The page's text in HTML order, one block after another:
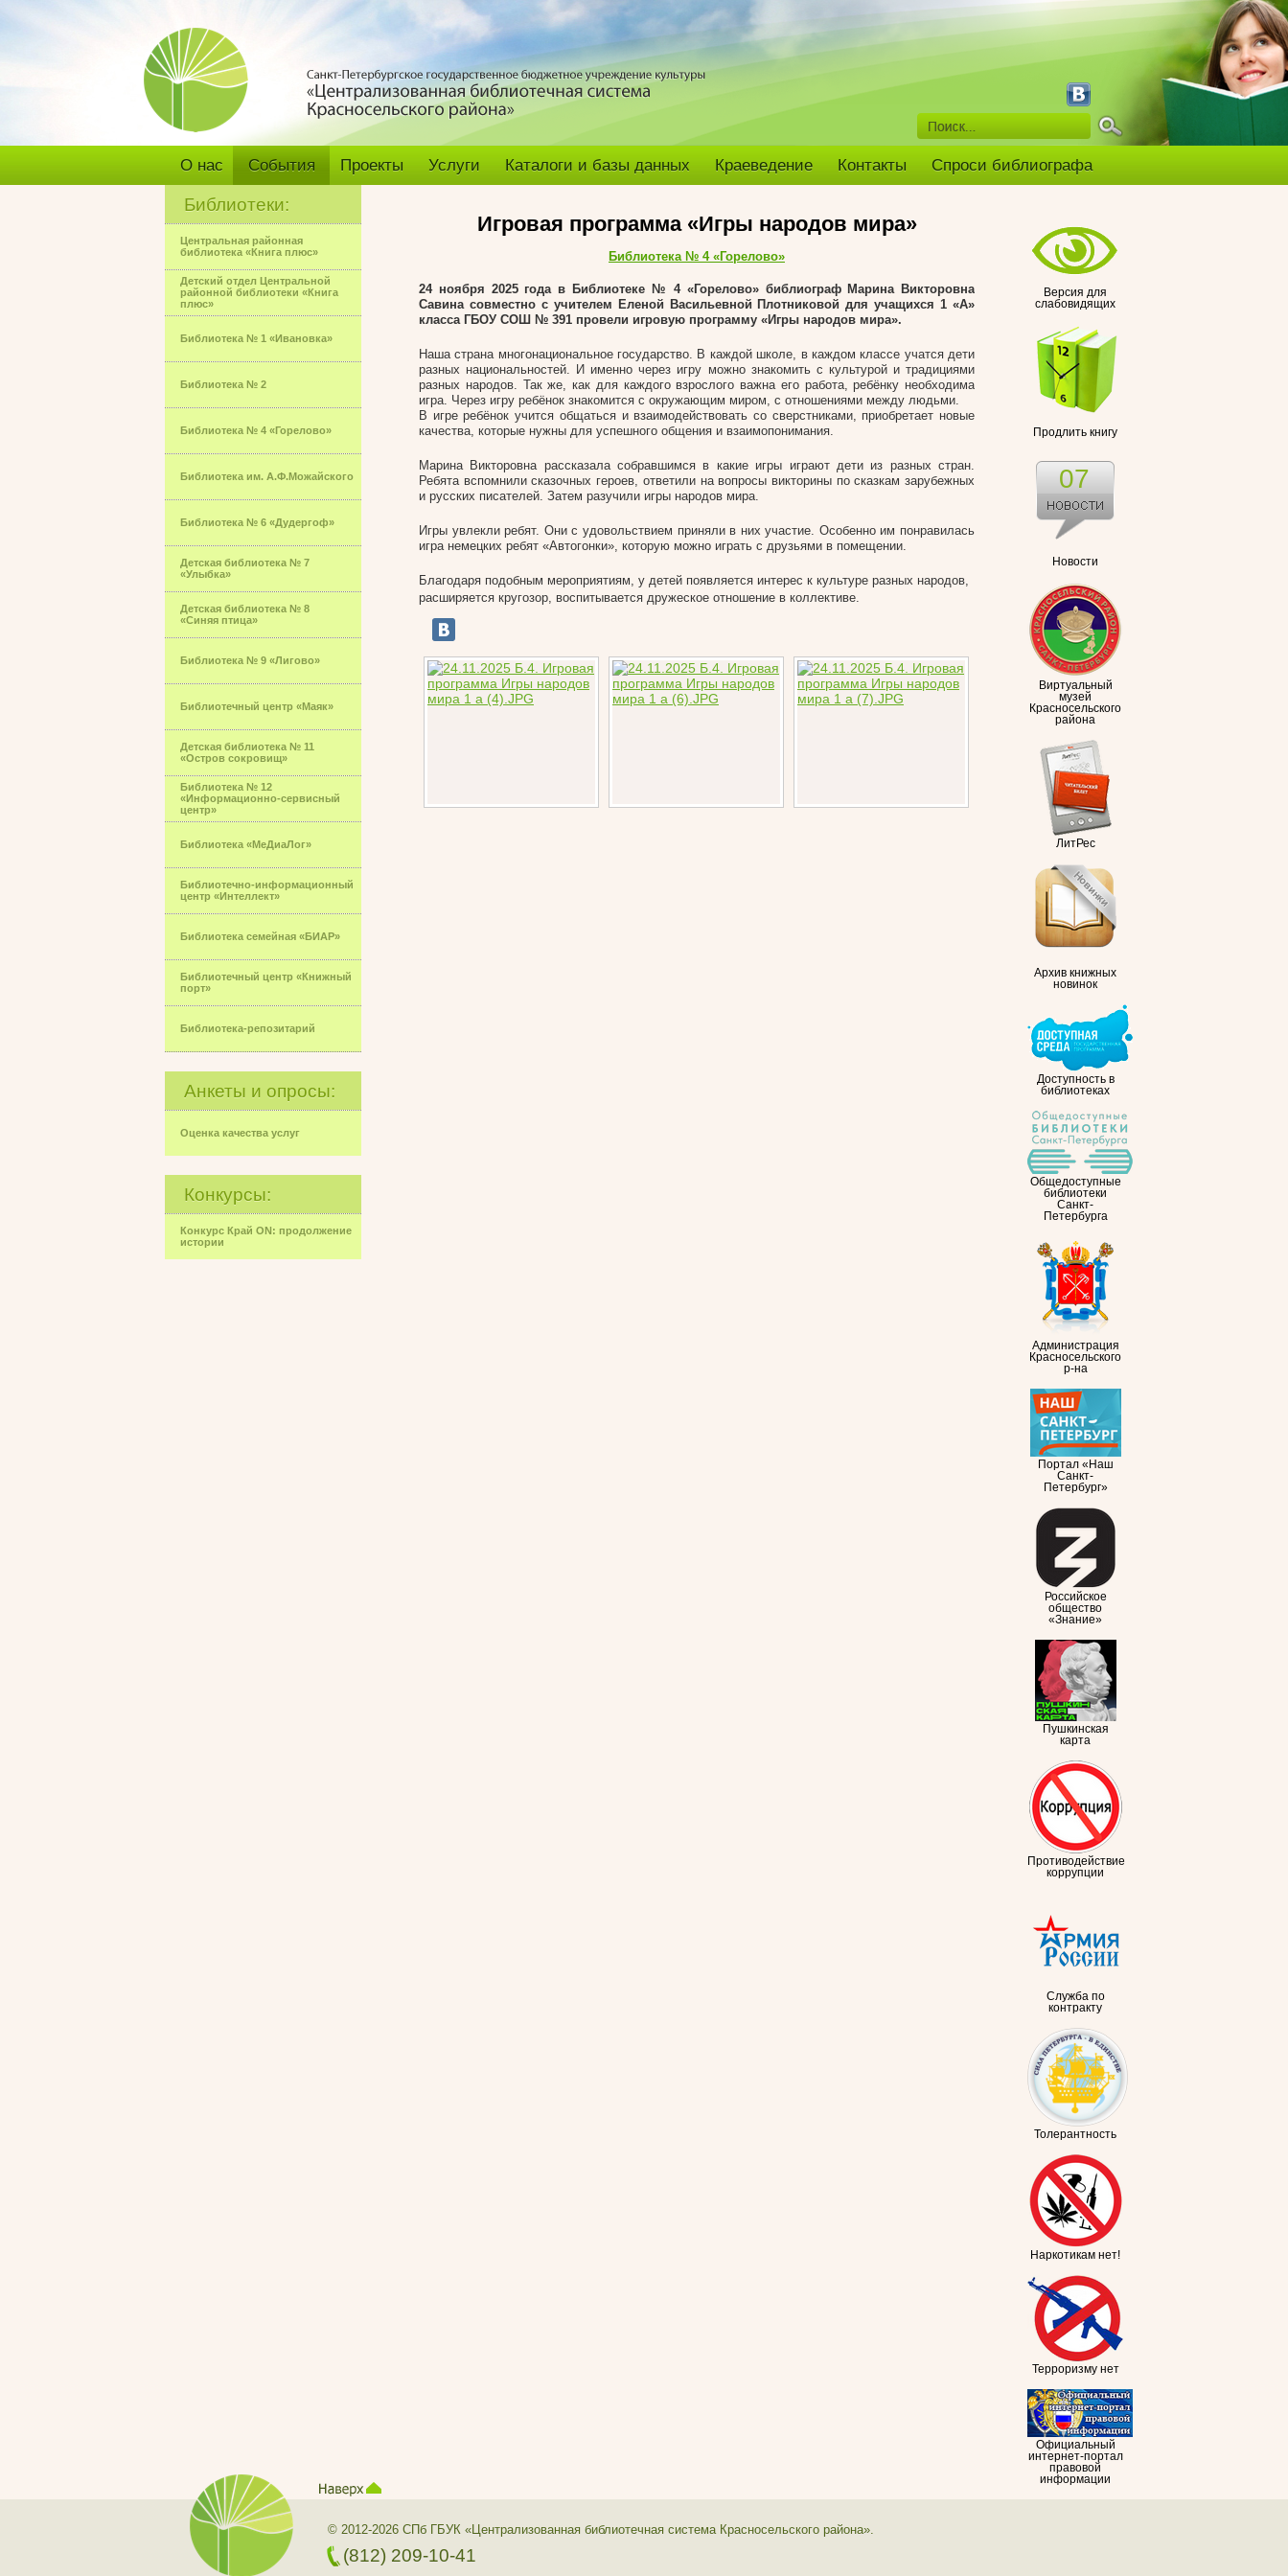
О нас События Проекты Услуги Каталоги и базы данных Краеведение Контакты Спроси библиографа
Библиотеки:
Центральная районная
библиотека «Книга плюс»
Детский отдел Центральной
районной библиотеки «Книга
плюс»
Библиотека № 1 «Ивановка»
Библиотека № 2
Библиотека № 4 «Горелово»
Библиотека им. А.Ф.Можайского
Библиотека № 6 «Дудергоф»
Детская библиотека № 7
«Улыбка»
Детская библиотека № 8
«Синяя птица»
Библиотека № 9 «Лигово»
Библиотечный центр «Маяк»
Детская библиотека № 11
«Остров сокровищ»
Библиотека № 12
«Информационно-сервисный
центр»
Библиотека «МеДиаЛог»
Библиотечно-информационный
центр «Интеллект»
Библиотека семейная «БИАР»
Библиотечный центр «Книжный
порт»
Библиотека-репозитарий
Анкеты и опросы:
Оценка качества услуг
Конкурсы:
Конкурс Край ON: продолжение
истории
Версия для
слабовидящих
Продлить книгу
Новости
07
Виртуальный
музей
Красносельского
района
ЛитРес
Архив книжных
новинок
Доступность в
библиотеках
Общедоступные
библиотеки
Санкт-
Петербурга
Администрация
Красносельского
р-на
Портал «Наш
Санкт-
Петербург»
Российское
общество
«Знание»
Пушкинская
карта
Противодействие
коррупции
Служба по
контракту
Толерантность
Наркотикам нет!
Терроризму нет
Официальный
интернет-портал
правовой
информации
Игровая программа «Игры народов мира»
Библиотека № 4 «Горелово»
24 ноября 2025 года в Библиотеке № 4 «Горелово» библиограф Марина Викторовна
Савина совместно с учителем Еленой Васильевной Плотниковой для учащихся 1 «А»
класса ГБОУ СОШ № 391 провели игровую программу «Игры народов мира».
Наша страна многонациональное государство. В каждой школе, в каждом классе учатся дети
разных национальностей. И именно через игру можно знакомить с культурой и традициями
разных народов. Так же, как для каждого взрослого важна его работа, ребёнку необходима
игра. Через игру ребёнок знакомится с окружающим миром, с отношениями между людьми.
В игре ребёнок учится общаться и взаимодействовать со сверстниками, приобретает новые
качества, которые нужны для успешного общения и взаимопонимания.
Марина Викторовна рассказала собравшимся в какие игры играют дети из разных стран.
Ребята вспомнили сказочных героев, ответили на вопросы викторины по сказкам зарубежных
и русских писателей. Затем разучили игры народов мира.
Игры увлекли ребят. Они с удовольствием приняли в них участие. Особенно им понравилась
игра немецких ребят «Автогонки», которую можно играть с друзьями в помещении.
Благодаря подобным мероприятиям, у детей появляется интерес к культуре разных народов,
расширяется кругозор, воспитывается дружеское отношение в коллективе.
© 2012-2026 СПб ГБУК «Централизованная библиотечная система Красносельского района».
(812) 209-10-41